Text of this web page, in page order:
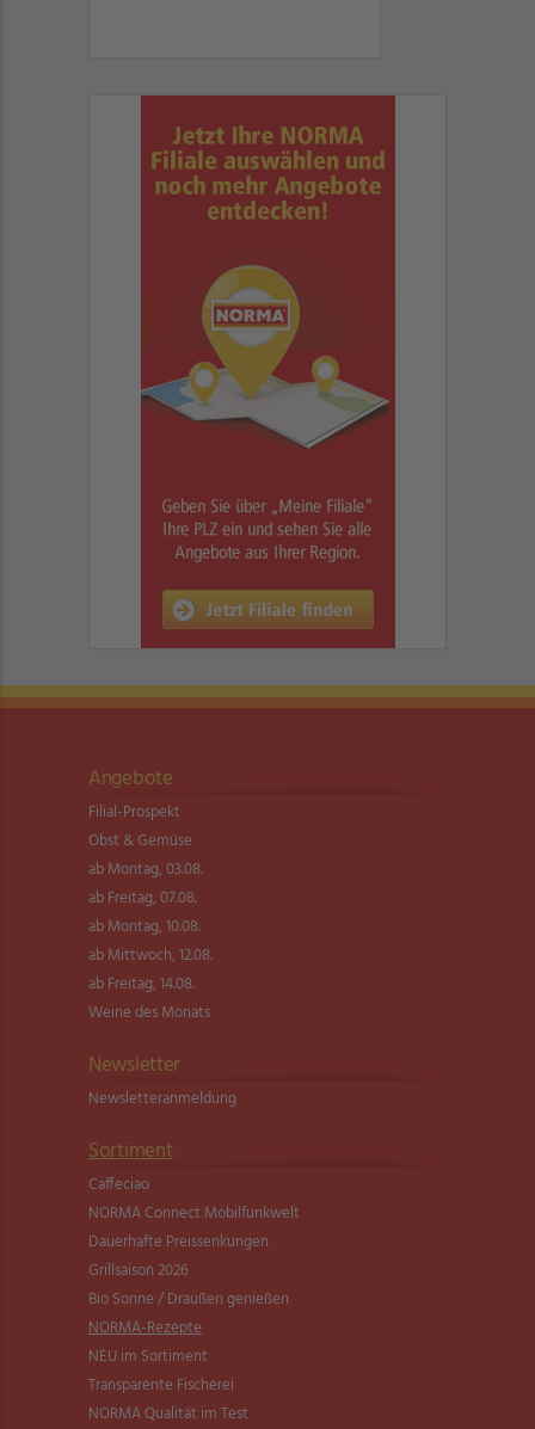
Angebote
Filial-Prospekt
Obst & Gemüse
ab Montag, 03.08.
ab Freitag, 07.08.
ab Montag, 10.08.
ab Mittwoch, 12.08.
ab Freitag, 14.08.
Weine des Monats
Newsletter
Newsletter­anmeldung
Sortiment
Caffeciao
NORMA Connect Mobilfunkwelt
Dauerhafte Preissenkungen
Grillsaison 2026
Bio Sonne / Draußen genießen
NORMA-Rezepte
NEU im Sortiment
Transparente Fischerei
NORMA Qualität im Test